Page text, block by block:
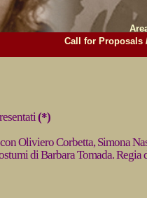
Call for Proposals
(*)
Oliviero Corbetta, Simona
di Barbara Tomada. Regia